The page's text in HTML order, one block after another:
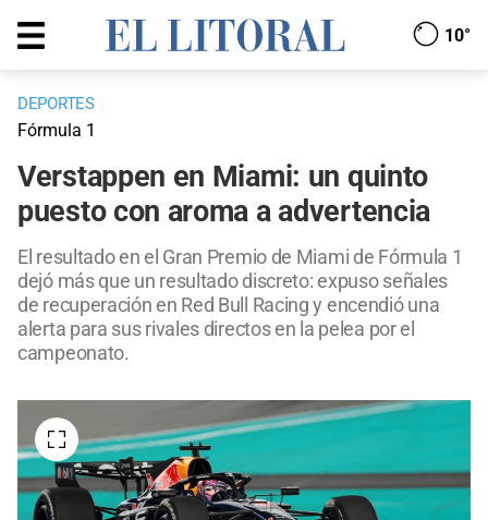
10°
DEPORTES
Fórmula 1
Verstappen en Miami: un quinto
puesto con aroma a advertencia
El resultado en el Gran Premio de Miami de Fórmula 1
dejó más que un resultado discreto: expuso señales
de recuperación en Red Bull Racing y encendió una
alerta para sus rivales directos en la pelea por el
campeonato.